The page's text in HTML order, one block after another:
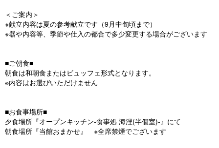
＜ご案内＞
※献立内容は夏の参考献立です（9月中旬頃まで）
※器や内容等、季節や仕入の都合で多少変更する場合がございます
■ご朝食■
朝食は和朝食またはビュッフェ形式となります。
※内容はお選びいただけません
■お食事場所■
夕食場所『オープンキッチン-食事処 海浬(半個室)-』にて
朝食場所『当館おまかせ』 ※全席禁煙でございます